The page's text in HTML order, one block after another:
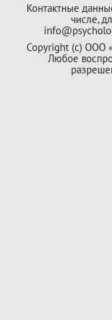
Контактные
числе,
Copyright (с) ООО
Любое